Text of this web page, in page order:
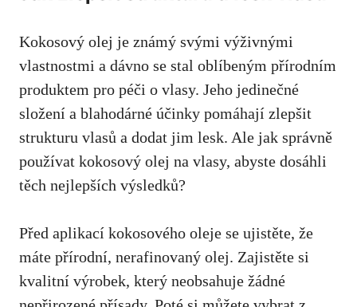
Kokosový olej je známý svými výživnými
vlastnostmi a dávno se stal oblíbeným přírodním
produktem pro péči o vlasy. Jeho jedinečné
složení a blahodárné účinky pomáhají zlepšit
strukturu vlasů a dodat jim lesk. Ale jak správně
používat kokosový olej na vlasy, abyste dosáhli
těch nejlepších výsledků?
Před aplikací kokosového oleje se ujistěte, že
máte přírodní, nerafinovaný olej. Zajistěte si
kvalitní výrobek, který neobsahuje žádné